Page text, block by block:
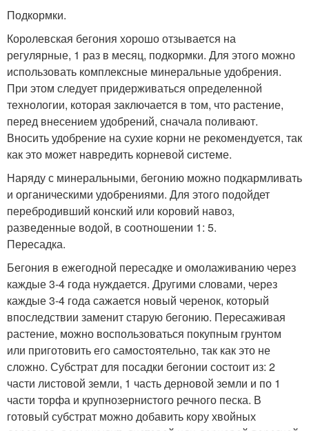
Подкормки.
Королевская бегония хорошо отзывается на
регулярные, 1 раз в месяц, подкормки. Для этого можно
использовать комплексные минеральные удобрения.
При этом следует придерживаться определенной
технологии, которая заключается в том, что растение,
перед внесением удобрений, сначала поливают.
Вносить удобрение на сухие корни не рекомендуется, так
как это может навредить корневой системе.
Наряду с минеральными, бегонию можно подкармливать
и органическими удобрениями. Для этого подойдет
перебродивший конский или коровий навоз,
разведенные водой, в соотношении 1: 5.
Пересадка.
Бегония в ежегодной пересадке и омолаживанию через
каждые 3-4 года нуждается. Другими словами, через
каждые 3-4 года сажается новый черенок, который
впоследствии заменит старую бегонию. Пересаживая
растение, можно воспользоваться покупным грунтом
или приготовить его самостоятельно, так как это не
сложно. Субстрат для посадки бегонии состоит из: 2
части листовой земли, 1 часть дерновой земли и по 1
части торфа и крупнозернистого речного песка. В
готовый субстрат можно добавить кору хвойных